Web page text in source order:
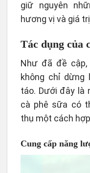
giữ nguyên
hương vị và giá
Tác dụng của
Như đã đề cập,
không chỉ
táo. Dưới đây là
cà phê sữa có
thụ một cách
Cung cấp năng